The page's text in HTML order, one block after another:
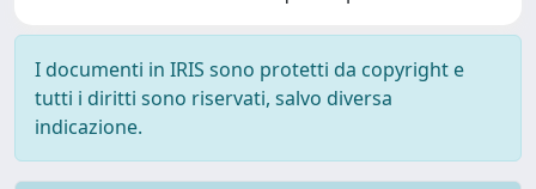
I documenti in IRIS sono protetti da copyright e
tutti i diritti sono riservati, salvo diversa
indicazione.